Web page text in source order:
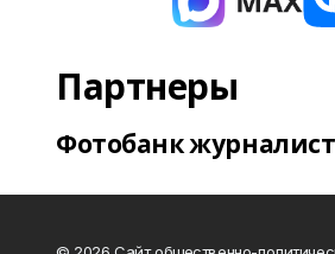
Партнеры
Фотобанк